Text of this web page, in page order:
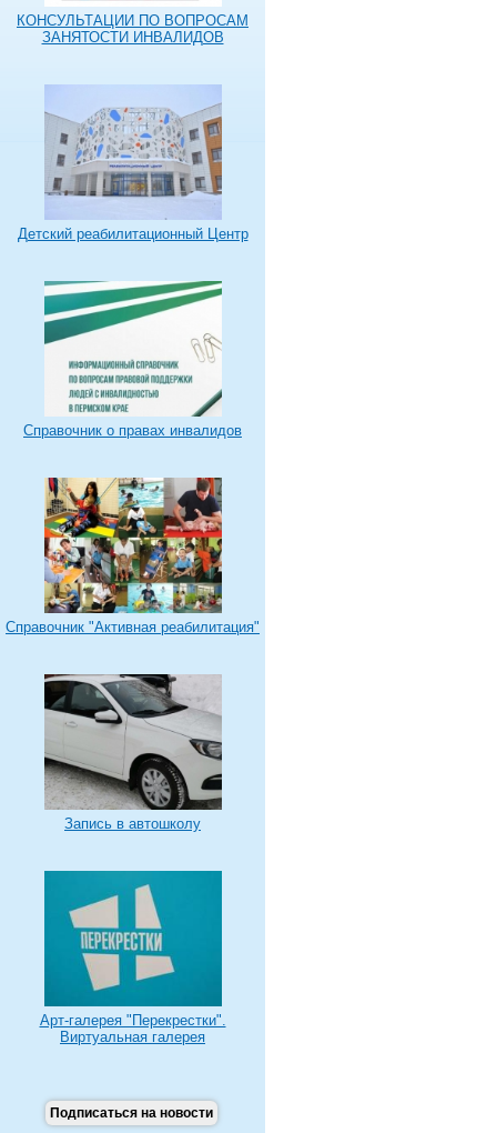
КОНСУЛЬТАЦИИ ПО ВОПРОСАМ
ЗАНЯТОСТИ ИНВАЛИДОВ
Детский реабилитационный Центр
Справочник о правах инвалидов
Справочник "Активная реабилитация"
Запись в автошколу
Арт-галерея "Перекрестки".
Виртуальная галерея
Подписаться на новости